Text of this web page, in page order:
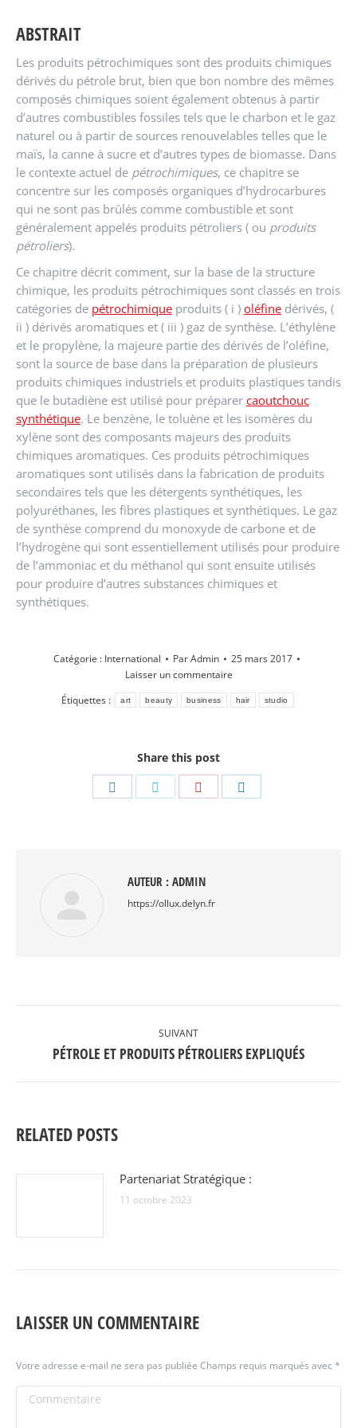
ABSTRAIT
Les produits pétrochimiques sont des produits chimiques
dérivés du pétrole brut, bien que bon nombre des mêmes
composés chimiques soient également obtenus à partir
d’autres combustibles fossiles tels que le charbon et le gaz
naturel ou à partir de sources renouvelables telles que le
maïs, la canne à sucre et d’autres types de biomasse. Dans
le contexte actuel de pétrochimiques, ce chapitre se
concentre sur les composés organiques d’hydrocarbures
qui ne sont pas brûlés comme combustible et sont
généralement appelés produits pétroliers ( ou produits
pétroliers).
Ce chapitre décrit comment, sur la base de la structure
chimique, les produits pétrochimiques sont classés en trois
catégories de pétrochimique produits ( i ) oléfine dérivés, (
ii ) dérivés aromatiques et ( iii ) gaz de synthèse. L’éthylène
et le propylène, la majeure partie des dérivés de l’oléfine,
sont la source de base dans la préparation de plusieurs
produits chimiques industriels et produits plastiques tandis
que le butadiène est utilisé pour préparer caoutchouc
synthétique. Le benzène, le toluène et les isomères du
xylène sont des composants majeurs des produits
chimiques aromatiques. Ces produits pétrochimiques
aromatiques sont utilisés dans la fabrication de produits
secondaires tels que les détergents synthétiques, les
polyuréthanes, les fibres plastiques et synthétiques. Le gaz
de synthèse comprend du monoxyde de carbone et de
l’hydrogène qui sont essentiellement utilisés pour produire
de l’ammoniac et du méthanol qui sont ensuite utilisés
pour produire d’autres substances chimiques et
synthétiques.
Catégorie : International ParAdmin
25 mars 2017
Laisser un commentaire
Étiquettes :
art beauty business hair studio
Share this post
Partager Partager Partager
AUTEUR : ADMIN
https://ollux.delyn.fr
ARTICLE
SUIVANT
Article
PÉTROLE ET PRODUITS PÉTROLIERS EXPLIQUÉS
RELATED POSTS
Partenariat Stratégique :
11 octobre 2023
LAISSER UN COMMENTAIRE
Votre adresse e-mail ne sera pas publiée Champs requis marqués avec *
Commentaire